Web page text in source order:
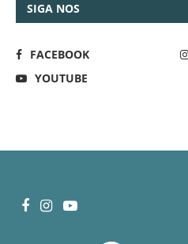
SIGA NOS
FACEBOOK
YOUTUBE